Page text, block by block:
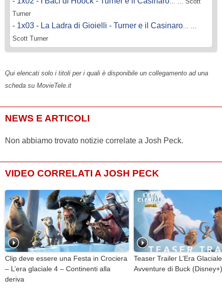
Turner
- 1x03 - La Ladra di Gioielli - Turner e il Casinaro... ...
Scott Turner
Qui elencati solo i titoli per i quali è disponibile un collegamento ad una
scheda su MovieTele.it
NEWS E ARTICOLI
Non abbiamo trovato notizie correlate a Josh Peck.
VIDEO CORRELATI A JOSH PECK
Clip deve essere una Festa in Crociera
– L’era glaciale 4 – Continenti alla
deriva
Teaser Trailer L’Era
Avventure di Buck (Disney+)